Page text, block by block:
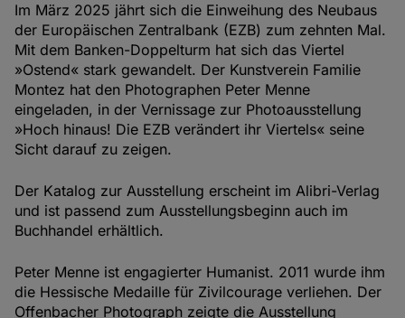
Im März 2025 jährt sich die Einweihung des Neubaus
der Europäischen Zentralbank (EZB) zum zehnten Mal.
Mit dem Banken-Doppelturm hat sich das Viertel
»Ostend« stark gewandelt. Der Kunstverein Familie
Montez hat den Photographen Peter Menne
eingeladen, in der Vernissage zur Photoausstellung
»Hoch hinaus! Die EZB verändert ihr Viertels« seine
Sicht darauf zu zeigen.
Der Katalog zur Ausstellung erscheint im Alibri-Verlag
und ist passend zum Ausstellungsbeginn auch im
Buchhandel erhältlich.
Peter Menne ist engagierter Humanist. 2011 wurde ihm
die Hessische Medaille für Zivilcourage verliehen. Der
Offenbacher Photograph zeigte die Ausstellung